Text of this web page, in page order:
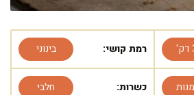
רמת קושי: בינוני
כשרות: חלבי